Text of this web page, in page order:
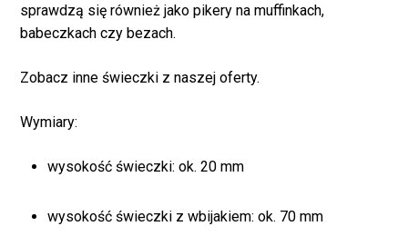
Brak produktów w
sprawdzą się również jako pikery na muffinkach,
babeczkach czy bezach.
Zobacz inne świeczki z naszej oferty.
Wymiary:
wysokość świeczki: ok. 20 mm
wysokość świeczki z wbijakiem: ok. 70 mm